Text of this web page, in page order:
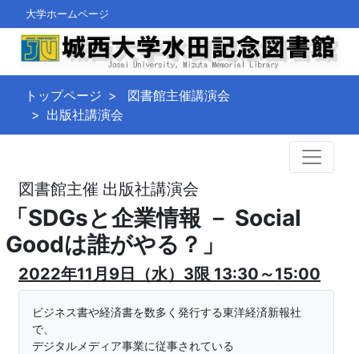
大学ホームページ
トップページ
図書館主催講演会
出版社講演会
図書館主催 出版社講演会
「SDGsと企業情報 － Social
Goodは誰がやる？」
2022年11月9日（水）3限 13:30～15:00
ビジネス書や経済書を数多く発行する東洋経済新報社
で、
デジタルメディア事業に従事されている